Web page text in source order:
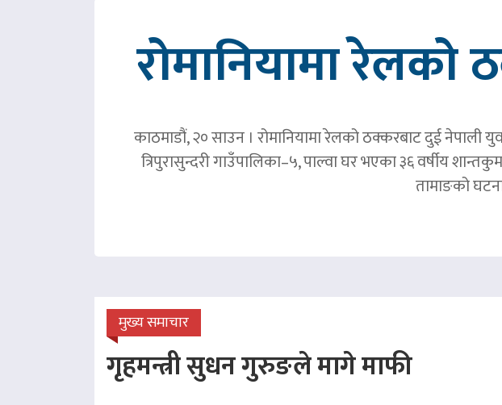
रोमानियामा रेलको
काठमाडौं, २० साउन । रोमानियामा रेलको ठक्करबाट दुई नेपाली
त्रिपुरासुन्दरी गाउँपालिका–५, पाल्वा घर भएका ३६ वर्षीय
तामाङको
मुख्य समाचार
गृहमन्त्री सुधन गुरुङले मागे माफी